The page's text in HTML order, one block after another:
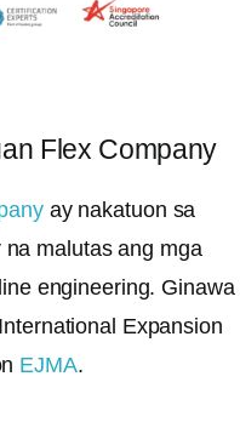
Flex Company
ay nakatuon sa
malutas ang mga
engineering. Ginawa
Expansion
EJMA.